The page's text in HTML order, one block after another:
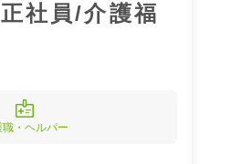
社員/介護福
職・ヘルパー